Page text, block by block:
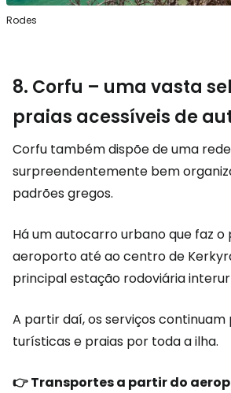
Rodes
8. Corfu – uma vasta
praias acessíveis de
Corfu também dispõe de uma
surpreendentemente bem
padrões gregos.
Há um autocarro urbano que faz o
aeroporto até ao centro de
principal estação rodoviária
A partir daí, os serviços
turísticas e praias por toda a ilha.
👉 Transportes a partir do